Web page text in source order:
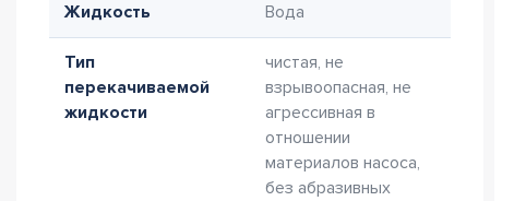
Жидкость Вода
Тип
перекачиваемой
жидкости
чистая, не
взрывоопасная, не
агрессивная в
отношении
материалов насоса,
без абразивных